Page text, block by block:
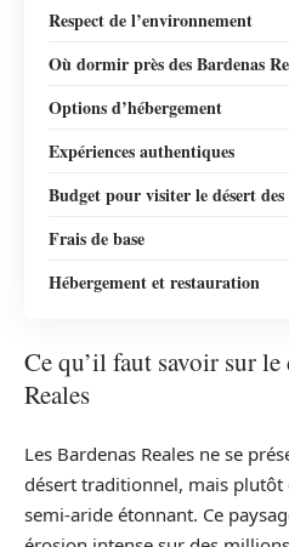
Respect de l’environnement
Où dormir près des Bardenas
Options d’hébergement
Expériences authentiques
Budget pour visiter le désert des
Frais de base
Hébergement et restauration
Ce qu’il faut savoir sur le
Reales
Les Bardenas Reales ne se
désert traditionnel, mais
semi-aride étonnant. Ce